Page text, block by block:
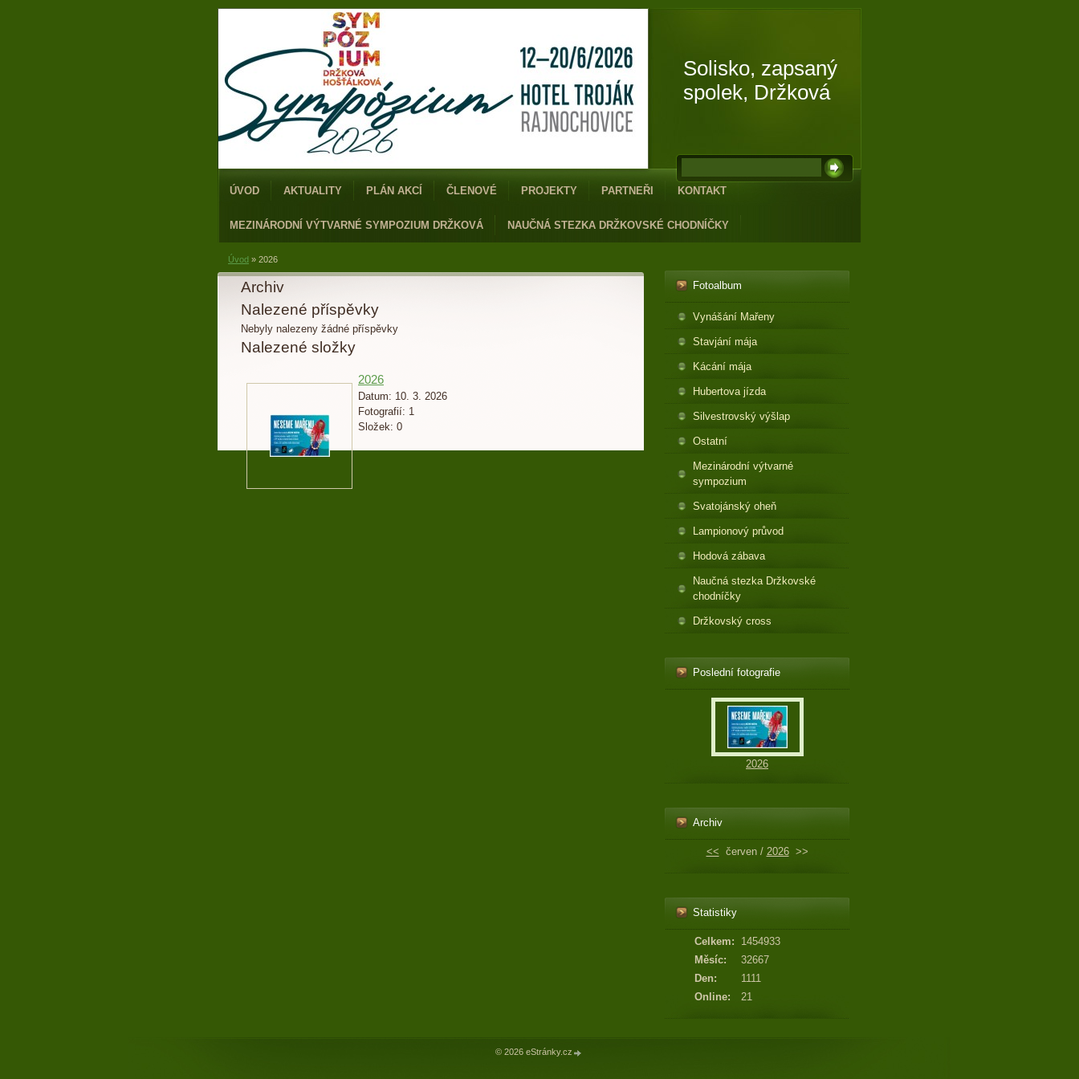
Solisko, zapsaný
spolek, Držková
ÚVOD AKTUALITY PLÁN AKCÍ ČLENOVÉ PROJEKTY PARTNEŘI KONTAKT
MEZINÁRODNÍ VÝTVARNÉ SYMPOZIUM DRŽKOVÁ NAUČNÁ STEZKA DRŽKOVSKÉ CHODNÍČKY
Úvod » 2026
Archiv
Nalezené příspěvky
Nebyly nalezeny žádné příspěvky
Nalezené složky
2026
Datum: 10. 3. 2026
Fotografií: 1
Složek: 0
Fotoalbum
Vynášání Mařeny
Stavjání mája
Kácání mája
Hubertova jízda
Silvestrovský výšlap
Ostatní
Mezinárodní výtvarné
sympozium
Svatojánský oheň
Lampionový průvod
Hodová zábava
Naučná stezka Držkovské
chodníčky
Držkovský cross
Poslední fotografie
2026
Archiv
<< červen / 2026 >>
Statistiky
Online: 21
Celkem:
1454933
Měsíc:
32667
Den:
1111
© 2026 eStránky.cz